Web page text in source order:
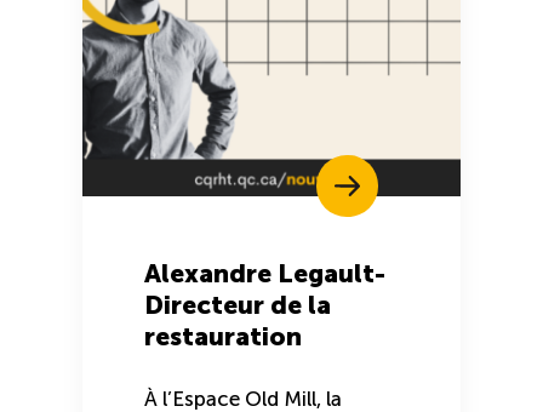
Alexandre Legault-
Directeur de la
restauration
À l’Espace Old Mill, la